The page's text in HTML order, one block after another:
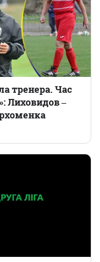
тренера. Час
Лиховидов ‒